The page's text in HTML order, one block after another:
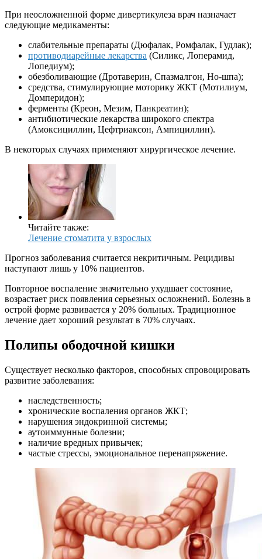
При неосложненной форме дивертикулеза врач назначает
следующие медикаменты:
слабительные препараты (Дюфалак, Ромфалак, Гудлак);
противодиарейные лекарства (Силикс, Лоперамид,
Лопедиум);
обезболивающие (Дротаверин, Спазмалгон, Но-шпа);
средства, стимулирующие моторику ЖКТ (Мотилиум,
Домперидон);
ферменты (Креон, Мезим, Панкреатин);
антибиотические лекарства широкого спектра
(Амоксициллин, Цефтриаксон, Ампициллин).
В некоторых случаях применяют хирургическое лечение.
Читайте также:
Лечение стоматита у взрослых
Прогноз заболевания считается некритичным. Рецидивы
наступают лишь у 10% пациентов.
Повторное воспаление значительно ухудшает состояние,
возрастает риск появления серьезных осложнений. Болезнь в
острой форме развивается у 20% больных. Традиционное
лечение дает хороший результат в 70% случаях.
Полипы ободочной кишки
Существует несколько факторов, способных спровоцировать
развитие заболевания:
наследственность;
хронические воспаления органов ЖКТ;
нарушения эндокринной системы;
аутоиммунные болезни;
наличие вредных привычек;
частые стрессы, эмоциональное перенапряжение.